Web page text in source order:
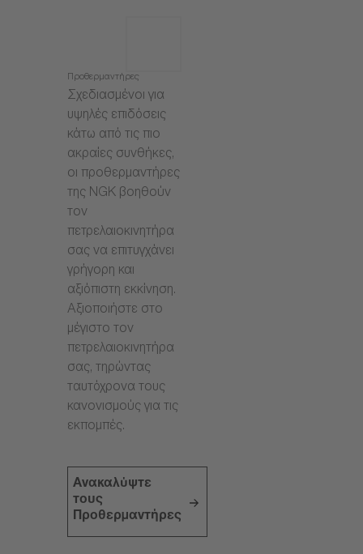
Προθερμαντήρες
Σχεδιασμένοι για
υψηλές επιδόσεις
κάτω από τις πιο
ακραίες συνθήκες,
οι προθερμαντήρες
της NGK βοηθούν
τον
πετρελαιοκινητήρα
σας να επιτυγχάνει
γρήγορη και
αξιόπιστη εκκίνηση.
Αξιοποιήστε στο
μέγιστο τον
πετρελαιοκινητήρα
σας, τηρώντας
ταυτόχρονα τους
κανονισμούς για τις
εκπομπές.
Ανακαλύψτε
τους
Προθερμαντήρες